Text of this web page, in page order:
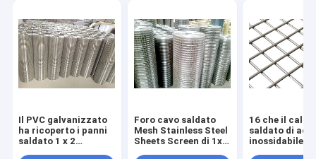
Il PVC galvanizzato
ha ricoperto i panni
saldato 1 x 2
Foro cavo saldato
Mesh Stainless Steel
Sheets Screen di 1x2
16 che il
saldato di
inossidabile